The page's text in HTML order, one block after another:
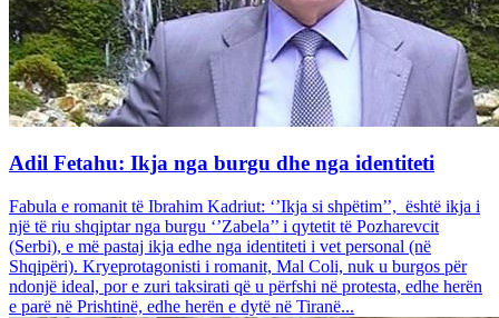
Adil Fetahu: Ikja nga burgu dhe nga identiteti
Fabula e romanit të Ibrahim Kadriut: ‘’Ikja si shpëtim’’, është ikja i
një të riu shqiptar nga burgu ‘’Zabela’’ i qytetit të Pozharevcit
(Serbi), e më pastaj ikja edhe nga identiteti i vet personal (në
Shqipëri). Kryeprotagonisti i romanit, Mal Coli, nuk u burgos për
ndonjë ideal, por e zuri taksirati që u përfshi në protesta, edhe herën
e parë në Prishtinë, edhe herën e dytë në Tiranë...